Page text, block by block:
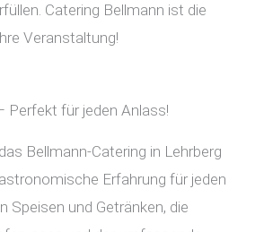
Catering Bellmann ist die
Veranstaltung!
Perfekt für jeden Anlass!
Bellmann-Catering in Lehrberg
Erfahrung für jeden
Speisen und Getränken, die